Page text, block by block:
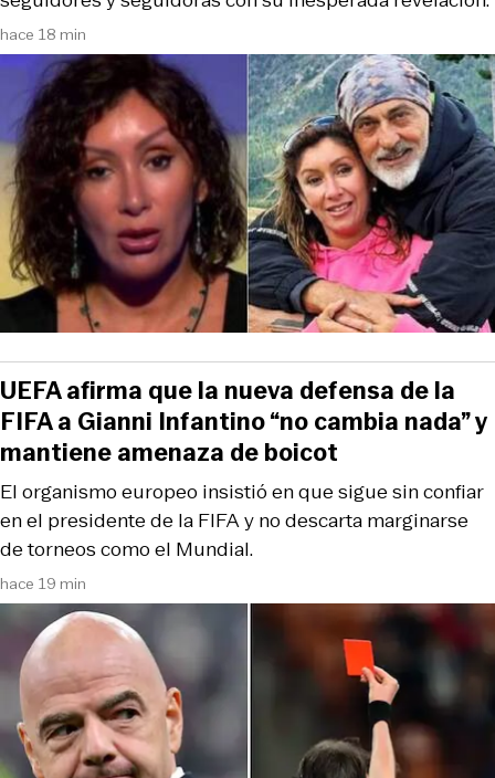
hace 18 min
hace 19 min
El organismo europeo insistió en que sigue sin confiar
en el presidente de la FIFA y no descarta marginarse
de torneos como el Mundial.
UEFA afirma que la nueva defensa de la
FIFA a Gianni Infantino “no cambia nada” y
mantiene amenaza de boicot